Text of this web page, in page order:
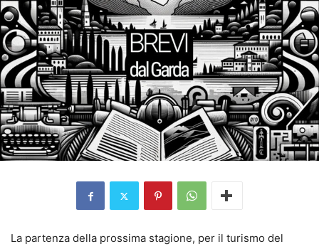
La partenza della prossima stagione, per il turismo del